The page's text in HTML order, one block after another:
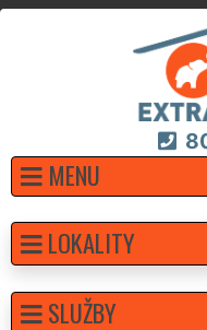
MENU
LOKALITY
SLUŽBY